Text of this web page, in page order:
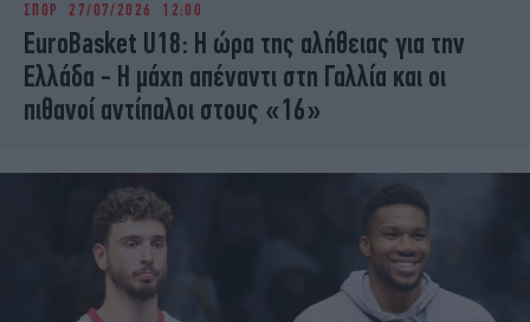
iBOOKS
OSCARS
THE OCEAN
MEDIA
ELAMEFORA
ΣΠΟΡ 27/07/2026 12:00
EuroBasket U18: Η ώρα της αλήθειας για την
Ελλάδα - Η μάχη απέναντι στη Γαλλία και οι
πιθανοί αντίπαλοι στους «16»